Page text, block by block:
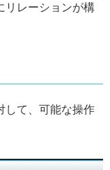
リレーションが構
して、可能な操作